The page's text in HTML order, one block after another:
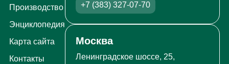
Производство
Энциклопедия
Карта сайта
Контакты
+7 (383) 327-07-70
Москва
Ленинградское шоссе, 25,